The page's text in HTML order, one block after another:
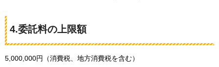
4.委託料の上限額
5,000,000円（消費税、地方消費税を含む）